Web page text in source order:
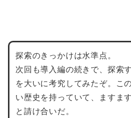
探索のきっかけは水準点。
次回も導入編の続きで、探索
を大いに考究してみたぞ。こ
い歴史を持っていて、ますま
と請け合いだ。